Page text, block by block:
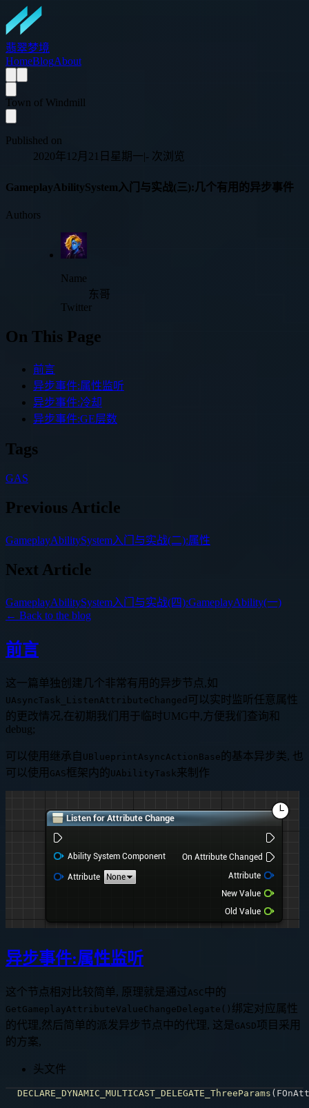
翡翠梦境
HomeBlogAbout
Town of Windmill
Published on
2020年12月21日星期一|- 次浏览
GameplayAbilitySystem入门与实战(三):几个有用的异步事件
Authors
Name
东哥
Twitter
On This Page
前言
异步事件:属性监听
异步事件:冷却
异步事件:GE层数
Tags
GAS
Previous Article
GameplayAbilitySystem入门与实战(二):属性
Next Article
GameplayAbilitySystem入门与实战(四):GameplayAbility(一)
← Back to the blog
前言
这一篇单独创建几个非常有用的异步节点,如
UAsyncTask_ListenAttributeChanged 可以实时监听任意属性
的更改情况,在初期我们用于临时UMG中,方便我们查询和
debug;
可以使用继承自 UBlueprintAsyncActionBase 的基本异步类, 也
可以使用 GAS框架内的UAbilityTask来制作
异步事件:属性监听
这个节点相对比较简单, 原理就是通过ASC 中的
GetGameplayAttributeValueChangeDelegate() 绑定对应属性
的代理,然后简单的派发异步节点中的代理, 这是GASD项目采用
的方案,
头文件
DECLARE_DYNAMIC_MULTICAST_DELEGATE_ThreeParams (